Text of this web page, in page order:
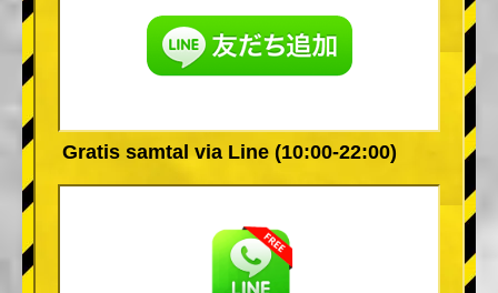
Gratis samtal via Line (10:00-22:00)